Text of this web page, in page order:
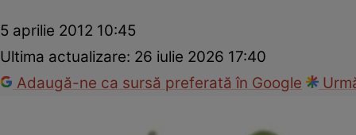
5 aprilie 2012 10:45
Ultima actualizare: 26 iulie 2026 17:40
Adaugă-ne ca sursă preferată în Google